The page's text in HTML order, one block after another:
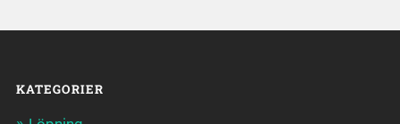
KATEGORIER